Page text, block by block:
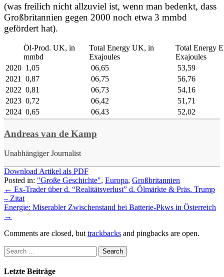
(was freilich nicht allzuviel ist, wenn man bedenkt, dass
Großbritannien gegen 2000 noch etwa 3 mmbd
gefördert hat).
Öl-Prod. UK, in
mmbd
Total Energy UK, in
Exajoules
Total Energy
Exajoules
2020 1,05 06,65
53,59
2021
0,87 06,75
56,76
2022 0,81 06,73
54,16
2023 0,72 06,42
51,71
2024 0,65 06,43 52,02
Andreas van de Kamp
Unabhängiger Journalist
Download Artikel als PDF
Posted in: "Große Geschichte", Europa, Großbritannien
← Ex-Trader über d. “Realitätsverlust” d. Ölmärkte & Präs. Trump
– Zitat
Energie: Miserabler Zwischenstand bei Batterie-Pkws in Österreich
→
Comments are closed, but trackbacks and pingbacks are open.
Letzte Beiträge